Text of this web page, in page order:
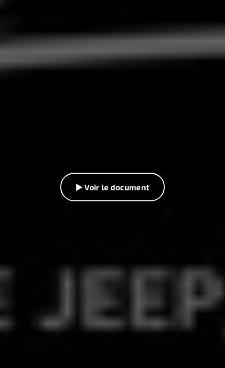
▶ Voir le document